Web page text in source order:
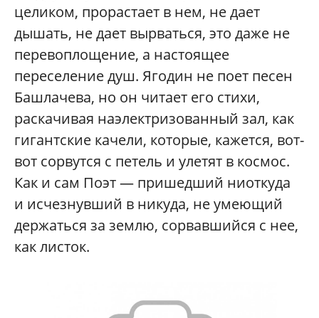
целиком, прорастает в нем, не дает
дышать, не дает вырваться, это даже не
перевоплощение, а настоящее
переселение душ. Ягодин не поет песен
Башлачева, но он читает его стихи,
раскачивая наэлектризованный зал, как
гигантские качели, которые, кажется, вот-
вот сорвутся с петель и улетят в космос.
Как и сам Поэт — пришедший ниоткуда
и исчезнувший в никуда, не умеющий
держаться за землю, сорвавшийся с нее,
как листок.